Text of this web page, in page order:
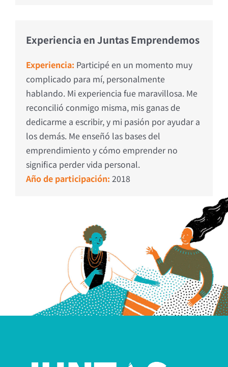
Experiencia en Juntas Emprendemos
Experiencia: Participé en un momento muy
complicado para mí, personalmente
hablando. Mi experiencia fue maravillosa. Me
reconcilió conmigo misma, mis ganas de
dedicarme a escribir, y mi pasión por ayudar a
los demás. Me enseñó las bases del
emprendimiento y cómo emprender no
significa perder vida personal.
Año de participación: 2018